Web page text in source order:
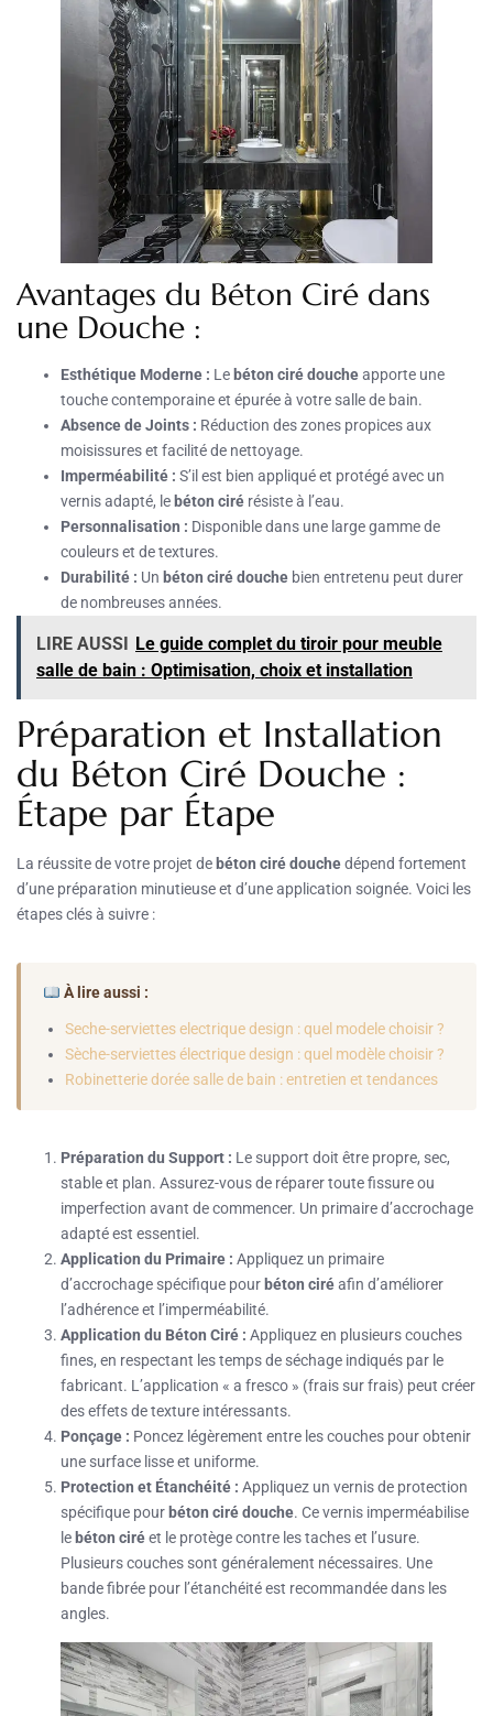
Avantages du Béton Ciré dans
une Douche :
Esthétique Moderne : Le béton ciré doucheapporte une
touche contemporaine et épurée à votre salle de bain.
Absence de Joints : Réduction des zones propices aux
moisissures et facilité de nettoyage.
Imperméabilité : S’il est bien appliqué et protégé avec un
vernis adapté, le béton ciré résiste à l’eau.
Personnalisation : Disponible dans une large gamme de
couleurs et de textures.
Durabilité : Un béton ciré douche bien entretenu peut durer
de nombreuses années.
LIRE AUSSI
Le guide complet du tiroir pour meuble
salle de bain : Optimisation, choix et installation
Préparation et Installation
du Béton Ciré Douche :
Étape par Étape
La réussite de votre projet de béton ciré douchedépend fortement
d’une préparation minutieuse et d’une application soignée. Voici les
étapes clés à suivre :
À lire aussi :
Seche-serviettes electrique design : quel modele choisir ?
Sèche-serviettes électrique design : quel modèle choisir ?
Robinetterie dorée salle de bain : entretien et tendances
Préparation du Support : Le support doit être propre, sec,
stable et plan. Assurez-vous de réparer toute fissure ou
imperfection avant de commencer. Un primaire d’accrochage
adapté est essentiel.
Application du Primaire : Appliquez un primaire
d’accrochage spécifique pour béton ciréafin d’améliorer
l’adhérence et l’imperméabilité.
Application du Béton Ciré : Appliquez en plusieurs couches
fines, en respectant les temps de séchage indiqués par le
fabricant. L’application « a fresco » (frais sur frais) peut créer
des effets de texture intéressants.
Ponçage : Poncez légèrement entre les couches pour obtenir
une surface lisse et uniforme.
Protection et Étanchéité : Appliquez un vernis de protection
spécifique pour béton ciré douche. Ce vernis imperméabilise
le béton ciréet le protège contre les taches et l’usure.
Plusieurs couches sont généralement nécessaires. Une
bande fibrée pour l’étanchéité est recommandée dans les
angles.